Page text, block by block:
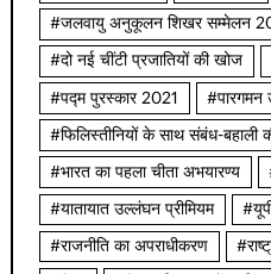
#जलवायु अनुकूलन शिखर सम्मेलन
#दो नई चींटी प्रजातियों की खोज
#पद्म पुरस्कार 2021 #पारगमन
#फिलिस्तीनियों के साथ संबंध-बहाली
#भारत का पहला चीता अभयारण्य
#यातायात उल्लंघन प्रीमियम
#राजनीति का अपराधीकरण